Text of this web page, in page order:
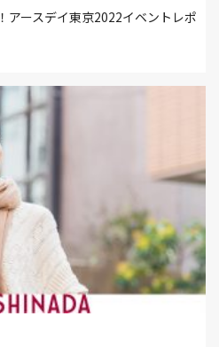
アースデイ東京2022イベントレポ